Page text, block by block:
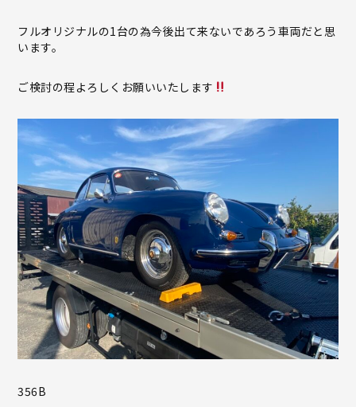
フルオリジナルの1台の為今後出て来ないであろう車両だと思
います。
ご検討の程よろしくお願いいたします
356B